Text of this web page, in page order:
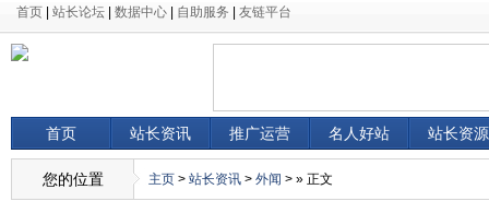
首页 站长论坛 数据中心 自助服务 友链平台
首页 站长资讯 推广运营 名人好站 站长资源
您的位置 主页 > 站长资讯 > 外闻 > » 正文